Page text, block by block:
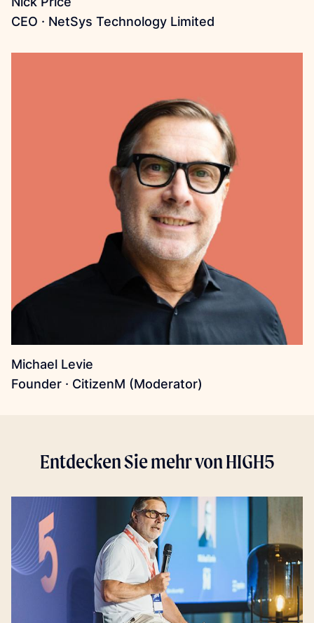
CEO · NetSys Technology Limited
Michael Levie
Founder · CitizenM (Moderator)
Entdecken Sie mehr von HIGH5